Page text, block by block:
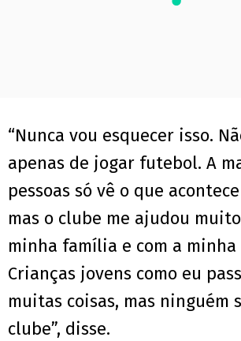
“Nunca vou esquecer isso.
apenas de jogar futebol. A
pessoas só vê o que
mas o clube me ajudou
minha família e com a minha
Crianças jovens como eu
muitas coisas, mas ninguém
clube”, disse.